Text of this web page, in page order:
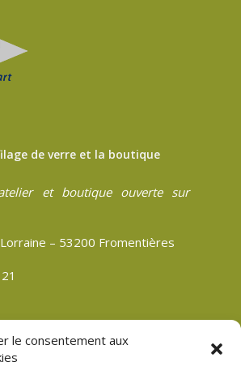
le consentement aux
de verre et la boutique
et boutique ouverte sur
– 53200 Fromentières